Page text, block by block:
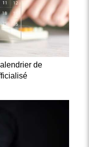
de